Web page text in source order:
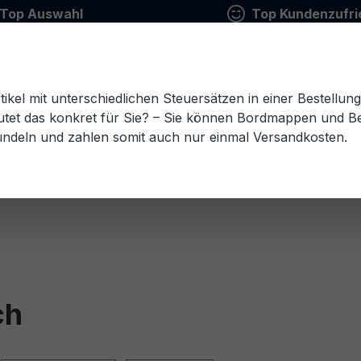
Top Auswahl Top
Estnisch Finnisch Französisch Griechisch
mit unterschiedlichen Steuersätzen in einer
das konkret für Sie? – Sie können Bordmappen und
und zahlen somit auch nur einmal Versandkosten.